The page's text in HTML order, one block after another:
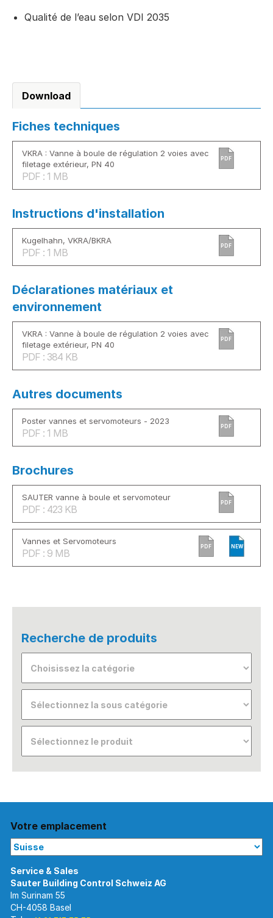
Qualité de l’eau selon VDI 2035
Download
Fiches techniques
VKRA : Vanne à boule de régulation 2 voies avec
filetage extérieur, PN 40
PDF : 1 MB
PDF
Instructions d'installation
Kugelhahn, VKRA/BKRA
PDF : 1 MB
PDF
Déclarationes matériaux et
environnement
VKRA : Vanne à boule de régulation 2 voies avec
filetage extérieur, PN 40
PDF : 384 KB
PDF
Autres documents
Poster vannes et servomoteurs - 2023
PDF : 1 MB
PDF
Brochures
SAUTER vanne à boule et servomoteur
PDF : 423 KB
PDF
Vannes et Servomoteurs
PDF : 9 MB
PDF NEW
Recherche de produits
Votre emplacement
Im Surinam 55
CH-4058 Basel